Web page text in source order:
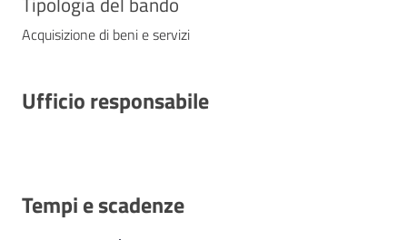
Acquisizione di beni e servizi
Ufficio responsabile
Tempi e scadenze